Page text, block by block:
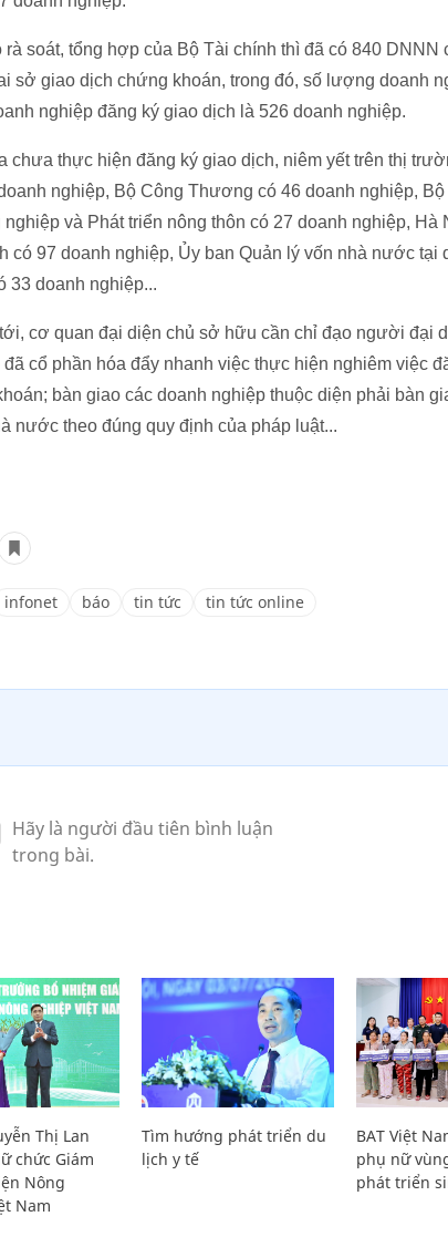
soát, tổng hợp của Bộ Tài chính thì đã có 840 DNNN
sở giao dịch chứng khoán, trong đó, số lượng doanh
nghiệp đăng ký giao dịch là 526 doanh nghiệp.
chưa thực hiện đăng ký giao dịch, niêm yết trên thị
nghiệp, Bộ Công Thương có 46 doanh nghiệp, Bộ
và Phát triển nông thôn có 27 doanh nghiệp, Hà
có 97 doanh nghiệp, Ủy ban Quản lý vốn nhà nước tại
33 doanh nghiệp...
cơ quan đại diện chủ sở hữu cần chỉ đạo người đại
cổ phần hóa đẩy nhanh việc thực hiện nghiêm việc
bàn giao các doanh nghiệp thuộc diện phải bàn
nước theo đúng quy định của pháp luật...
infonet báo tin tức tin tức online
Thị Lan
chức Giám
Nông
Nam
Tìm hướng phát triển du
lịch y tế
BAT Việt
phụ nữ
phát triển